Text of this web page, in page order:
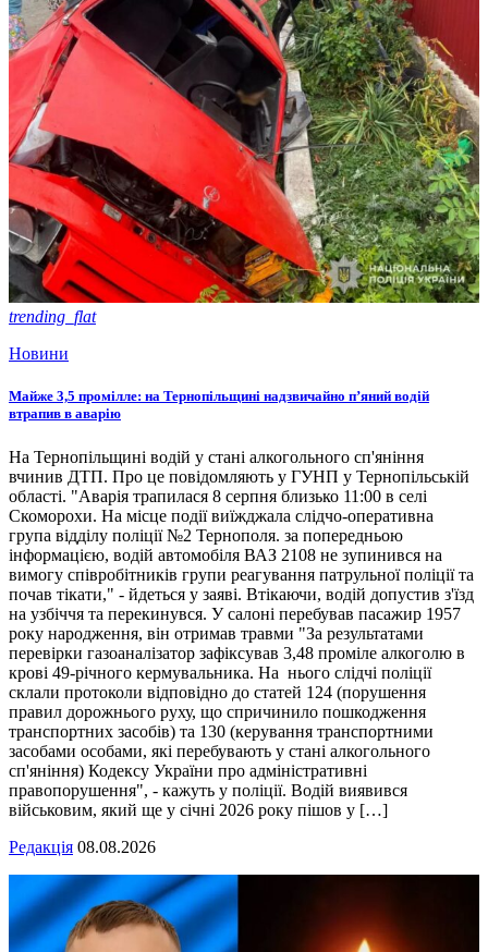
trending_flat
Новини
Майже 3,5 промілле: на Тернопільщині надзвичайно п’яний водій
втрапив в аварію
На Тернопільщині водій у стані алкогольного сп'яніння
вчинив ДТП. Про це повідомляють у ГУНП у Тернопільській
області. "Аварія трапилася 8 серпня близько 11:00 в селі
Скоморохи. На місце події виїжджала слідчо-оперативна
група відділу поліції №2 Тернополя. за попередньою
інформацією, водій автомобіля ВАЗ 2108 не зупинився на
вимогу співробітників групи реагування патрульної поліції та
почав тікати," - йдеться у заяві. Втікаючи, водій допустив з'їзд
на узбіччя та перекинувся. У салоні перебував пасажир 1957
року народження, він отримав травми "За результатами
перевірки газоаналізатор зафіксував 3,48 проміле алкоголю в
крові 49-річного кермувальника. На нього слідчі поліції
склали протоколи відповідно до статей 124 (порушення
правил дорожнього руху, що спричинило пошкодження
транспортних засобів) та 130 (керування транспортними
засобами особами, які перебувають у стані алкогольного
сп'яніння) Кодексу України про адміністративні
правопорушення", - кажуть у поліції. Водій виявився
військовим, який ще у січні 2026 року пішов у […]
Редакція 08.08.2026